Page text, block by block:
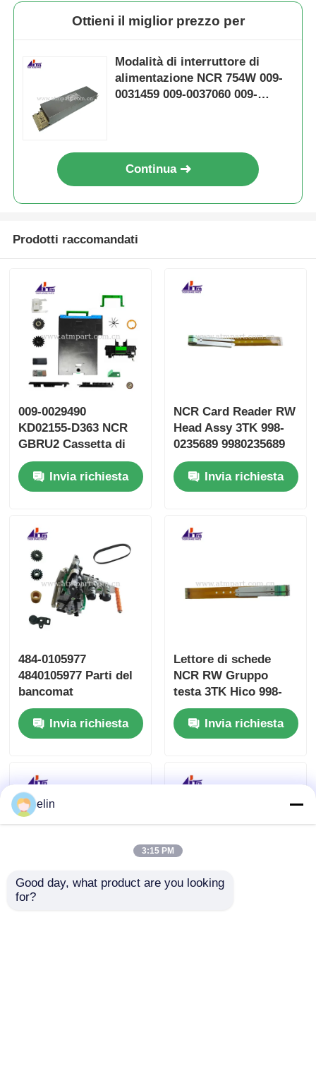
Ottieni il miglior prezzo per
Modalità di interruttore di
alimentazione NCR 754W 009-
0031459 009-0037060 009-
Continua
Prodotti raccomandati
009-0029490
KD02155-D363 NCR
GBRU2 Cassetta di
deposito Fujitsu G610
G611 Invia richiesta
NCR Card Reader RW
Head Assy 3TK 998-
0235689 9980235689
SBW237702
Invia richiesta
484-0105977
4840105977 Parti del
bancomat
dell'assemblaggio di
alimentazione del
mazzo NCR SCPM
Invia richiesta
Lettore di schede
NCR RW Gruppo
testa 3TK Hico 998-
0235684 998-0913546
SBW237705Invia richiesta
elin
3:15 PM
Good day, what product are you looking
for?